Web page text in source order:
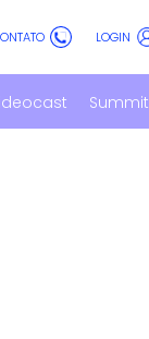
LOGIN
Summit